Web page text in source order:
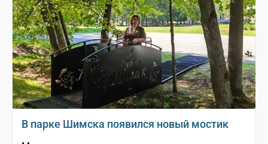
В парке Шимска появился новый мостик